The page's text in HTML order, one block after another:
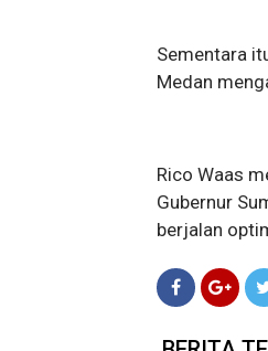
Sementara
Medan
Rico Waas
Gubernur
berjalan